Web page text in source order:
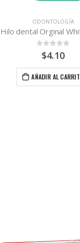
ODONTOLOGÍA
out of 5
$4.10
AÑADIR AL